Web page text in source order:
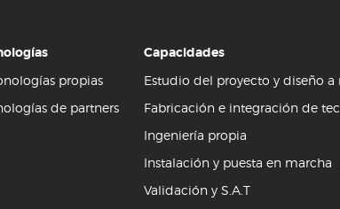
propias
de partners
Capacidades
Estudio del proyecto y diseño
Fabricación e integración de
Ingeniería propia
Instalación y puesta en marcha
Validación y S.A.T